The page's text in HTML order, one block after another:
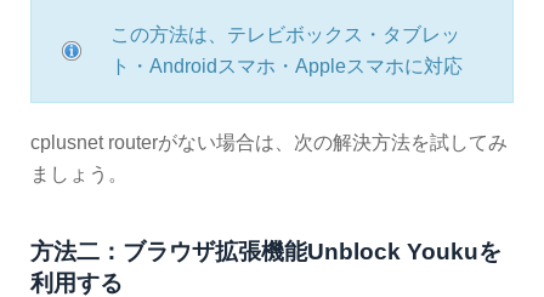
この方法は、テレビボックス・タブレッ
ト・Androidスマホ・Appleスマホに対応
cplusnet routerがない場合は、次の解決方法を試してみ
ましょう。
方法二：ブラウザ拡張機能Unblock Youkuを
利用する